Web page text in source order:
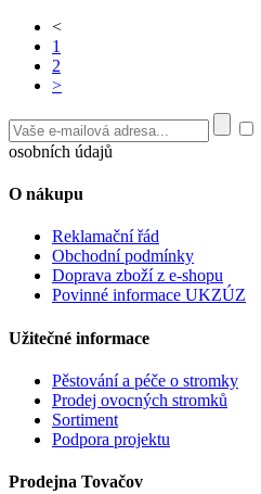
<
1
2
>
osobních údajů
O nákupu
Reklamační řád
Obchodní podmínky
Doprava zboží z e-shopu
Povinné informace UKZÚZ
Užitečné informace
Pěstování a péče o stromky
Prodej ovocných stromků
Sortiment
Podpora projektu
Prodejna Tovačov